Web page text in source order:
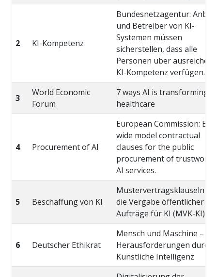
2 KI-Kompetenz
Bundesnetzagentur:
und Betreiber von KI-
Systemen müssen
sicherstellen, dass alle
Personen über ausreichend
KI-Kompetenz verfügen.
3
World Economic
Forum
7 ways AI is transforming
healthcare
4 Procurement of AI
European Commission: EU
wide model contractual
clauses for the public
procurement of
AI services.
5 Beschaffung von KI
Mustervertragsklauseln für
die Vergabe öffentlicher
Aufträge für KI (MVK-KI)
6 Deutscher Ethikrat
Mensch und Maschine –
Herausforderungen durch
Künstliche Intelligenz